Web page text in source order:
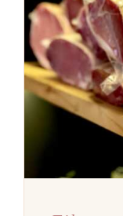
DÉTAILS